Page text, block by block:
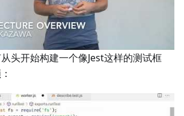
头开始构建一个像Jest这样的测试框